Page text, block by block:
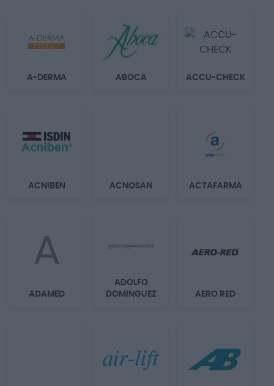
A-DERMA ABOCA ACCU-CHECK
ACNIBEN ACNOSAN ACTAFARMA
A
ADAMED
ADOLFO
DOMINGUEZ
AERO RED